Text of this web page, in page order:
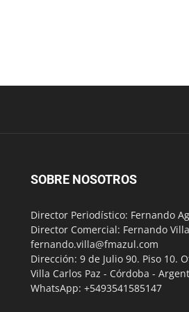
SOBRE NOSOTROS
Director Periodístico: Fernando
Director Comercial: Fernando
fernando.villa@fmazul.com
Dirección: 9 de Julio 90. Piso 10.
Villa Carlos Paz - Córdoba -
WhatsApp: +5493541585147